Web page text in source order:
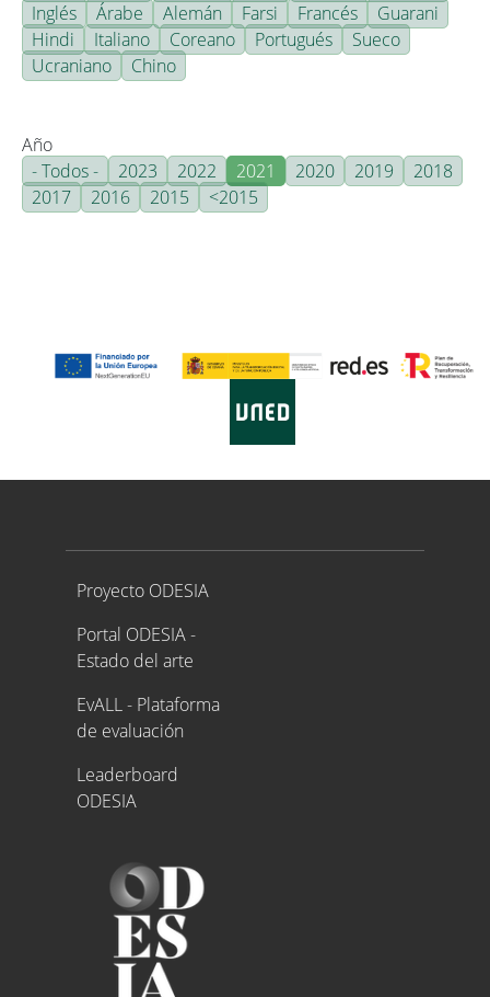
Inglés
Árabe Alemán Farsi Francés
Guarani
Hindi
Italiano Coreano Portugués
Sueco
Ucraniano
Chino
Año
- Todos -
2023 2022 2021 2020 2019
2018
2017
2016 2015 <2015
Proyecto ODESIA
Proyecto ODESIA
Portal ODESIA -
Estado del arte
EvALL - Plataforma
de evaluación
Leaderboard
ODESIA